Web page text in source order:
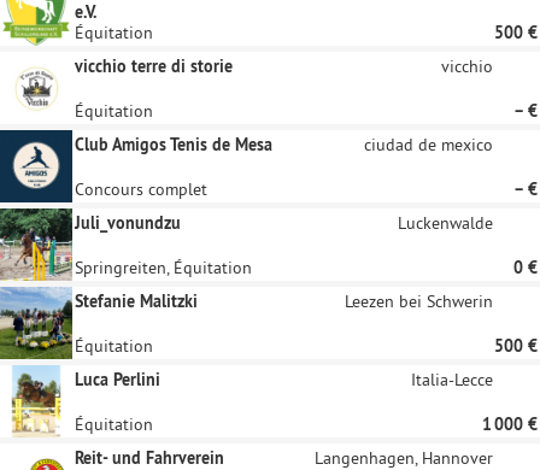
e.V.
Équitation
500 €
vicchio terre di storie
vicchio
Équitation
– €
Club Amigos Tenis de Mesa
ciudad de mexico
Concours complet
– €
Juli_vonundzu
Luckenwalde
Springreiten, Équitation
0 €
Stefanie Malitzki
Leezen bei Schwerin
Équitation
500 €
Luca Perlini
Italia-Lecce
Équitation
1 000 €
Reit- und Fahrverein
Langenhagen, Hannover